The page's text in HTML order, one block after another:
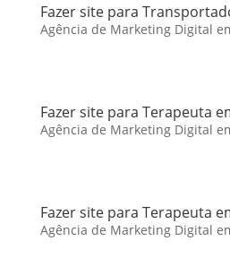
Fazer site para
Agência de Marketing Digital
Fazer site para Terapeuta
Agência de Marketing Digital
Fazer site para Terapeuta
Agência de Marketing Digital